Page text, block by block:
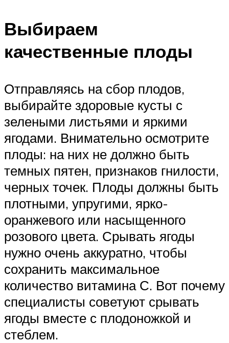
Выбираем
качественные плоды
Отправляясь на сбор плодов,
выбирайте здоровые кусты с
зелеными листьями и яркими
ягодами. Внимательно осмотрите
плоды: на них не должно быть
темных пятен, признаков гнилости,
черных точек. Плоды должны быть
плотными, упругими, ярко-
оранжевого или насыщенного
розового цвета. Срывать ягоды
нужно очень аккуратно, чтобы
сохранить максимальное
количество витамина С. Вот почему
специалисты советуют срывать
ягоды вместе с плодоножкой и
стеблем.